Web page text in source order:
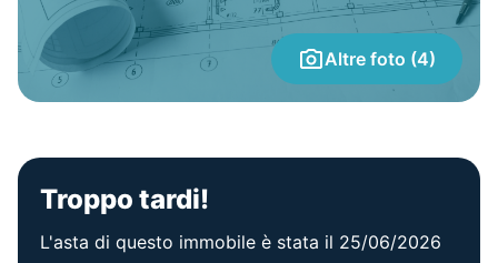
Altre foto (4)
Troppo tardi!
L'asta di questo immobile è stata il 25/06/2026